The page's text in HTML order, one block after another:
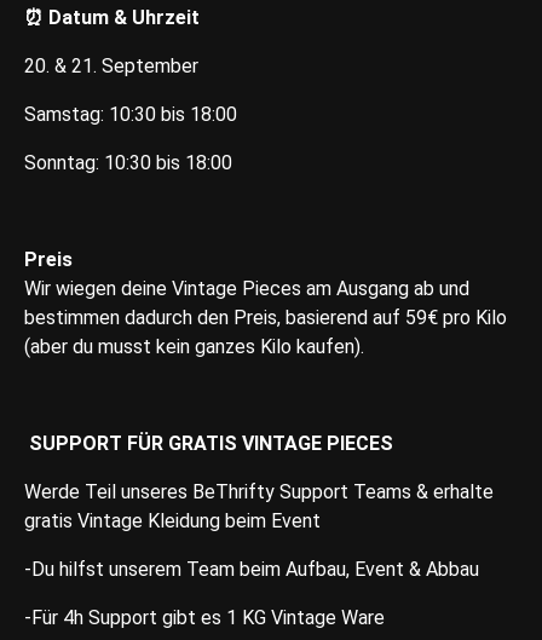
⏰ Datum & Uhrzeit
20. & 21. September
Samstag: 10:30 bis 18:00
Sonntag: 10:30 bis 18:00
Preis
Wir wiegen deine Vintage Pieces am Ausgang ab und
bestimmen dadurch den Preis, basierend auf 59€ pro Kilo
(aber du musst kein ganzes Kilo kaufen).
SUPPORT FÜR GRATIS VINTAGE PIECES
Werde Teil unseres BeThrifty Support Teams & erhalte
gratis Vintage Kleidung beim Event
-Du hilfst unserem Team beim Aufbau, Event & Abbau
-Für 4h Support gibt es 1 KG Vintage Ware